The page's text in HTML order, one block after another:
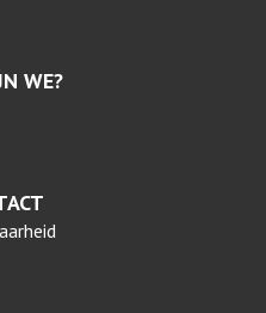
WE?